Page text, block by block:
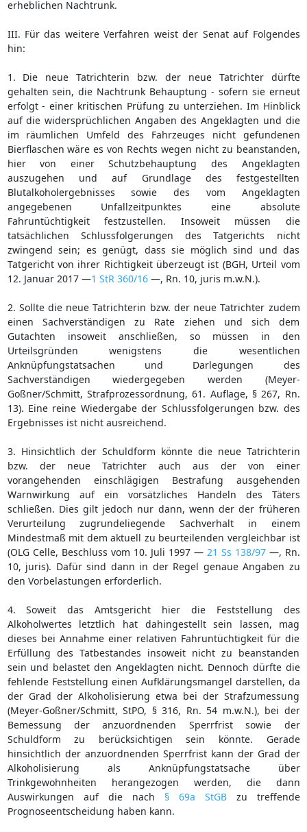
erheblichen Nachtrunk.
III. Für das weitere Verfahren weist der Senat auf Folgendes
hin:
1. Die neue Tatrichterin bzw. der neue Tatrichter dürfte
gehalten sein, die Nachtrunk Behauptung - sofern sie erneut
erfolgt - einer kritischen Prüfung zu unterziehen. Im Hinblick
auf die widersprüchlichen Angaben des Angeklagten und die
im räumlichen Umfeld des Fahrzeuges nicht gefundenen
Bierflaschen wäre es von Rechts wegen nicht zu beanstanden,
hier von einer Schutzbehauptung des Angeklagten
auszugehen und auf Grundlage des festgestellten
Blutalkoholergebnisses sowie des vom Angeklagten
angegebenen Unfallzeitpunktes eine absolute
Fahruntüchtigkeit festzustellen. Insoweit müssen die
tatsächlichen Schlussfolgerungen des Tatgerichts nicht
zwingend sein; es genügt, dass sie möglich sind und das
Tatgericht von ihrer Richtigkeit überzeugt ist (BGH, Urteil vom
12. Januar 2017 —1 StR 360/16—, Rn. 10, juris m.w.N.).
2. Sollte die neue Tatrichterin bzw. der neue Tatrichter zudem
einen Sachverständigen zu Rate ziehen und sich dem
Gutachten insoweit anschließen, so müssen in den
Urteilsgründen wenigstens die wesentlichen
Anknüpfungstatsachen und Darlegungen des
Sachverständigen wiedergegeben werden (Meyer-
Goßner/Schmitt, Strafprozessordnung, 61. Auflage, § 267, Rn.
13). Eine reine Wiedergabe der Schlussfolgerungen bzw. des
Ergebnisses ist nicht ausreichend.
3. Hinsichtlich der Schuldform könnte die neue Tatrichterin
bzw. der neue Tatrichter auch aus der von einer
vorangehenden einschlägigen Bestrafung ausgehenden
Warnwirkung auf ein vorsätzliches Handeln des Täters
schließen. Dies gilt jedoch nur dann, wenn der der früheren
Verurteilung zugrundeliegende Sachverhalt in einem
Mindestmaß mit dem aktuell zu beurteilenden vergleichbar ist
(OLG Celle, Beschluss vom 10. Juli 1997 — 21 Ss 138/97—, Rn.
10, juris). Dafür sind dann in der Regel genaue Angaben zu
den Vorbelastungen erforderlich.
4. Soweit das Amtsgericht hier die Feststellung des
Alkoholwertes letztlich hat dahingestellt sein lassen, mag
dieses bei Annahme einer relativen Fahruntüchtigkeit für die
Erfüllung des Tatbestandes insoweit nicht zu beanstanden
sein und belastet den Angeklagten nicht. Dennoch dürfte die
fehlende Feststellung einen Aufklärungsmangel darstellen, da
der Grad der Alkoholisierung etwa bei der Strafzumessung
(Meyer-Goßner/Schmitt, StPO, § 316, Rn. 54 m.w.N.), bei der
Bemessung der anzuordnenden Sperrfrist sowie der
Schuldform zu berücksichtigen sein könnte. Gerade
hinsichtlich der anzuordnenden Sperrfrist kann der Grad der
Alkoholisierung als Anknüpfungstatsache über
Trinkgewohnheiten herangezogen werden, die dann
Auswirkungen auf die nach § 69a StGBzu treffende
Prognoseentscheidung haben kann.